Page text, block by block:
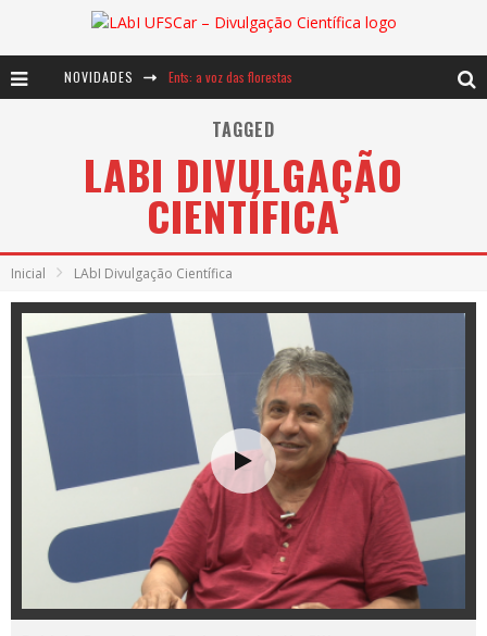
NOVIDADES Ents: a voz das florestas
Notáveis: Bertha Lutz
Baú de Histórias - A jamais imaginada aventura com os moinhos de vento
TAGGED
LABI DIVULGAÇÃO
CIENTÍFICA
Inicial LAbI Divulgação Científica